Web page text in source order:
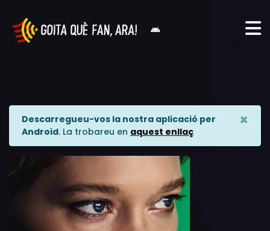
Descarregueu-vos la nostra aplicació per
Android. La trobareu en aquest enllaç
×